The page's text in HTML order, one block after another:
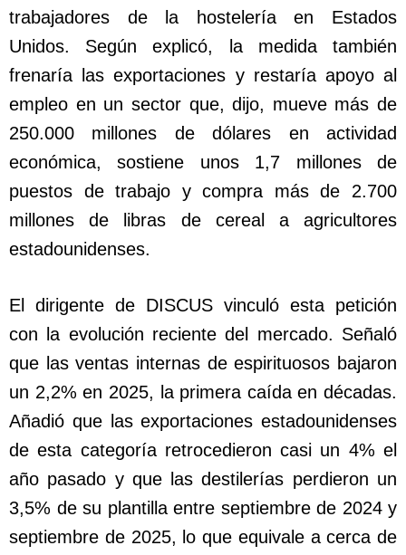
trabajadores de la hostelería en Estados
Unidos. Según explicó, la medida también
frenaría las exportaciones y restaría apoyo al
empleo en un sector que, dijo, mueve más de
250.000 millones de dólares en actividad
económica, sostiene unos 1,7 millones de
puestos de trabajo y compra más de 2.700
millones de libras de cereal a agricultores
estadounidenses.
El dirigente de DISCUS vinculó esta petición
con la evolución reciente del mercado. Señaló
que las ventas internas de espirituosos bajaron
un 2,2% en 2025, la primera caída en décadas.
Añadió que las exportaciones estadounidenses
de esta categoría retrocedieron casi un 4% el
año pasado y que las destilerías perdieron un
3,5% de su plantilla entre septiembre de 2024 y
septiembre de 2025, lo que equivale a cerca de